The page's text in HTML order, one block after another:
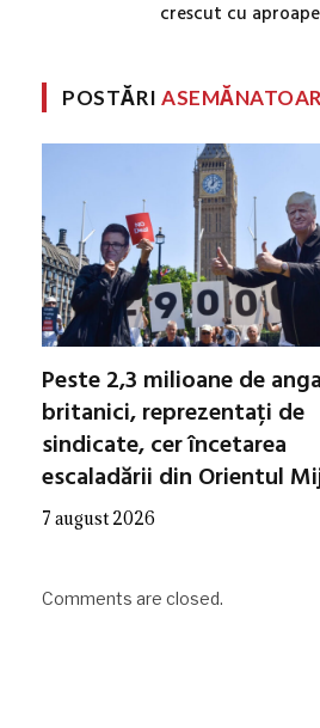
crescut cu
POSTĂRI
Peste 2,3 milioane de
britanici, reprezentați de
sindicate, cer încetarea
escaladării din Orientul
7 august 2026
Comments are closed.